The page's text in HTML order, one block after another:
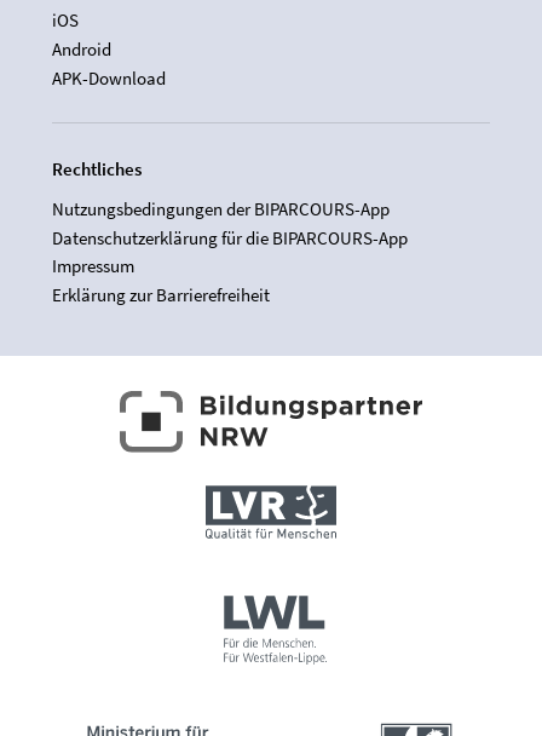
iOS
Android
APK-Download
Rechtliches
Nutzungsbedingungen der BIPARCOURS-App
Datenschutzerklärung für die BIPARCOURS-App
Impressum
Erklärung zur Barrierefreiheit